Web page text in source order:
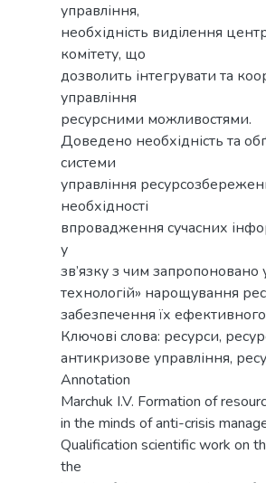
управління,
необхідність виділення
комітету, що
дозволить інтегрувати та
управління
ресурсними можливостями.
Доведено необхідність та
системи
управління
необхідності
впровадження сучасних
у
зв’язку з чим
технологій» нарощування
забезпечення їх
Ключові слова: ресурси,
антикризове управління,
Annotation
Marchuk I.V. Formation of
in the minds of anti-crisis
Qualification scientific work on
the